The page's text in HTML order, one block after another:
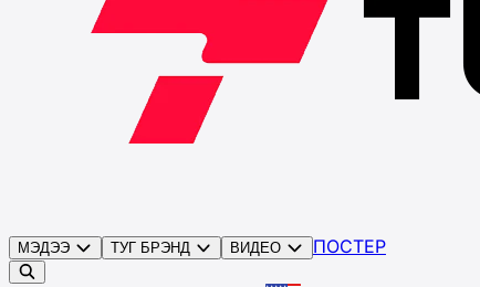
МЭДЭЭ ТУГ БРЭНД ВИДЕО ПОСТЕР